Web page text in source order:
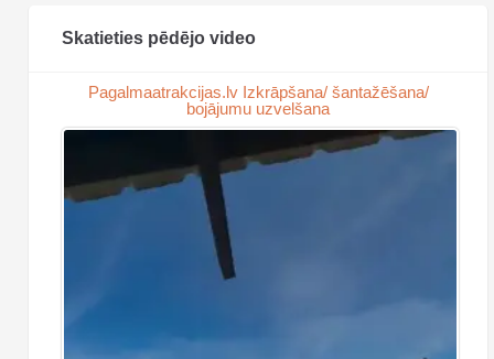
Skatieties pēdējo video
Pagalmaatrakcijas.lv Izkrāpšana/ šantažēšana/
bojājumu uzvelšana